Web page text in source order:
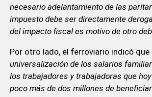
necesario adelantamiento de las
impuesto debe ser directamente
del impacto fiscal es motivo de otro
Por otro lado, el ferroviario indicó que
universalización de los salarios
los trabajadores y trabajadoras que
poco más de dos millones de